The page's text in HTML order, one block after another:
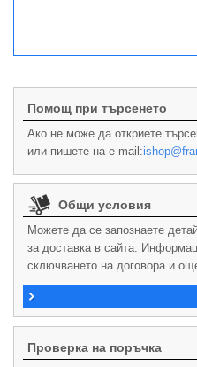
Помощ при търсенето
Ако не може да откриете
или пишете на e-mail:
Общи условия
Можете да се запознаете
за доставка в сайта.
сключването на договора и
Проверка на поръчка